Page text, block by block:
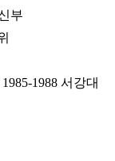
부
1988 서강대